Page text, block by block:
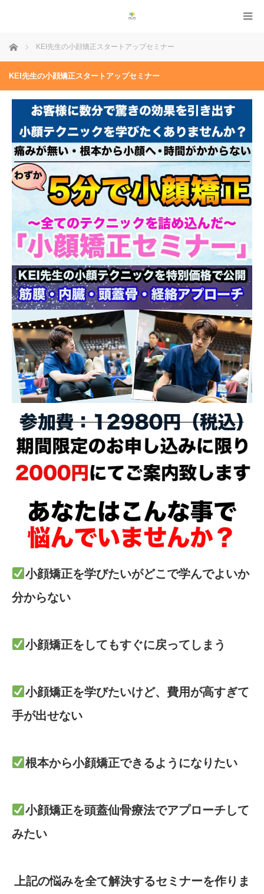
ホーム KEI先生の小顔矯正スタートアップセミナー
KEI先生の小顔矯正スタートアップセミナー
小顔矯正を学びたいがどこで学んでよいか
分からない
小顔矯正をしてもすぐに戻ってしまう
小顔矯正を学びたいけど、費用が高すぎて
手が出せない
根本から小顔矯正できるようになりたい
小顔矯正を頭蓋仙骨療法でアプローチして
みたい
上記の悩みを全て解決するセミナーを作りま